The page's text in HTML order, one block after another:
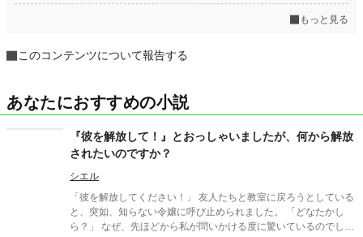
もっと見る
このコンテンツについて報告する
あなたにおすすめの小説
『彼を解放して！』とおっしゃいましたが、何から解放
されたいのですか？
シエル
「彼を解放してください！」 友人たちと教室に戻ろうとしている
と、突如、知らない令嬢に呼び止められました。 「どなたかし
ら？」 なぜ、先ほどから私が問いかける度に驚いているのでしょ